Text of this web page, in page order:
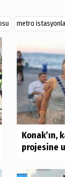
metro
Konak’ın,
projesine